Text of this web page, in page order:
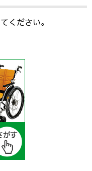
てください。